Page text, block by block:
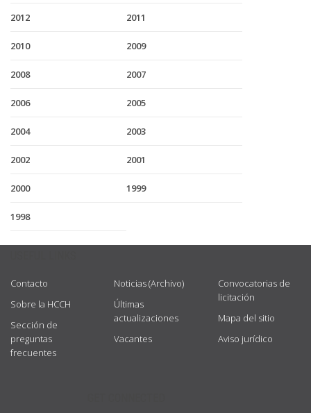
2012 2011
2010 2009
2008 2007
2006 2005
2004 2003
2002 2001
2000 1999
1998
Contacto
Sobre la HCCH
Sección de
preguntas
frecuentes
Noticias (Archivo)
Últimas
actualizaciones
Vacantes
Convocatorias de
licitación
Mapa del sitio
Aviso jurídico